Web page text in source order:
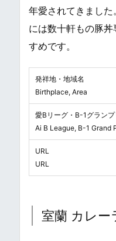
年愛されてきまし
には数十軒もの豚
すめです。
発祥地・地域名
Birthplace, Area
愛Bリーグ・B-1グランプ
Ai B League, B-1 Grand
URL
URL
室蘭 カレ